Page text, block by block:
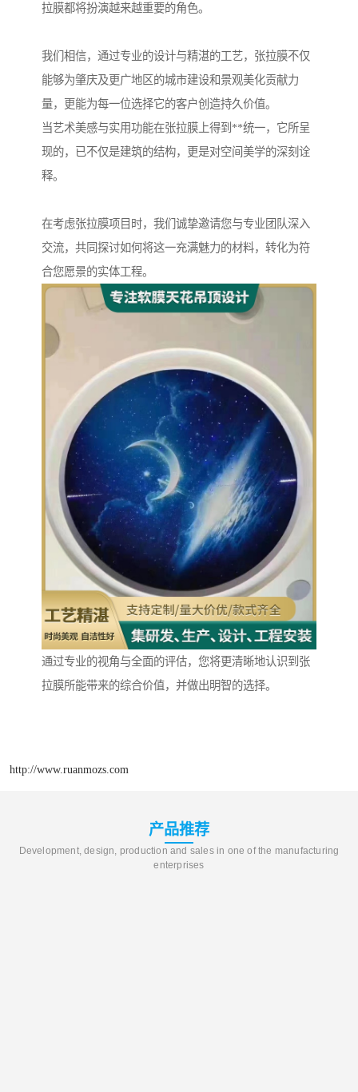
拉膜都将扮演越来越重要的角色。
我们相信，通过专业的设计与精湛的工艺，张拉膜不仅
能够为肇庆及更广地区的城市建设和景观美化贡献力
量，更能为每一位选择它的客户创造持久价值。
当艺术美感与实用功能在张拉膜上得到**统一，它所呈
现的，已不仅是建筑的结构，更是对空间美学的深刻诠
释。
在考虑张拉膜项目时，我们诚挚邀请您与专业团队深入
交流，共同探讨如何将这一充满魅力的材料，转化为符
合您愿景的实体工程。
通过专业的视角与全面的评估，您将更清晰地认识到张
拉膜所能带来的综合价值，并做出明智的选择。
http://www.ruanmozs.com
产品推荐
Development, design, production and sales in one of the manufacturing
enterprises